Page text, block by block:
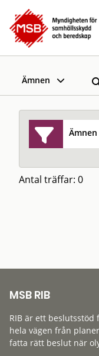
Ämnen
Antal träffar: 0
MSB RIB
RIB är ett
hela vägen från
fatta rätt beslut när